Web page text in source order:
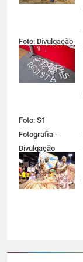
Foto: Divulgação
Foto: S1
Fotografia -
Divulgação
Gardel
Assessoria